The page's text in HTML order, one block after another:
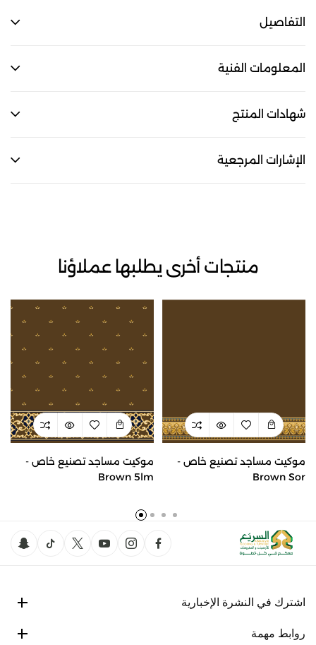
التفاصيل
المعلومات الفنية
شهادات المنتج
الإشارات المرجعية
منتجات أخرى يطلبها عملاؤنا
موكيت مساجد تصنيع خاص -
Brown 5lm
موكيت مساجد تصنيع خاص -
Brown Sor
اشترك في النشرة الإخبارية
روابط مهمة